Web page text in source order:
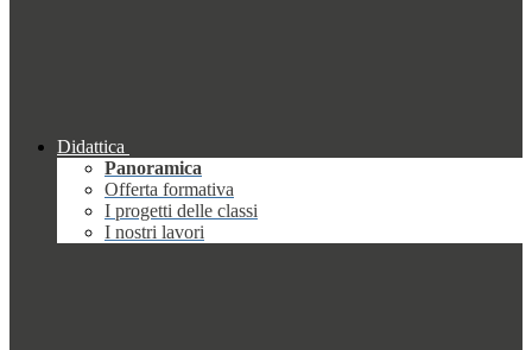
Didattica
Panoramica
Offerta formativa
I progetti delle classi
I nostri lavori